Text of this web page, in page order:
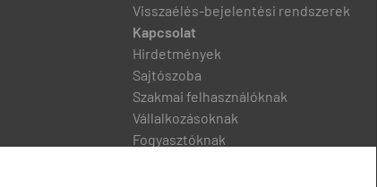
Visszaélés-bejelentési rendszerek
Kapcsolat
Hirdetmények
Sajtószoba
Szakmai felhasználóknak
Vállalkozásoknak
Fogyasztóknak